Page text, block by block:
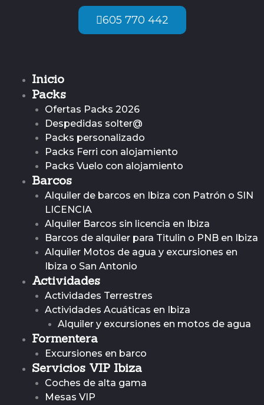
605 770 442
Inicio
Packs
Ofertas Packs 2026
Despedidas solter@
Packs personalizado
Packs Ferri con alojamiento
Packs Vuelo con alojamiento
Barcos
Alquiler de barcos en Ibiza con Patrón o SIN
LICENCIA
Alquiler Barcos sin licencia en Ibiza
Barcos de alquiler para Titulin o PNB en Ibiza
Alquiler Motos de agua y excursiones en
Ibiza o San Antonio
Actividades
Actividades Terrestres
Actividades Acuáticas en Ibiza
Alquiler y excursiones en motos de agua
Formentera
Excursiones en barco
Servicios VIP Ibiza
Coches de alta gama
Mesas VIP